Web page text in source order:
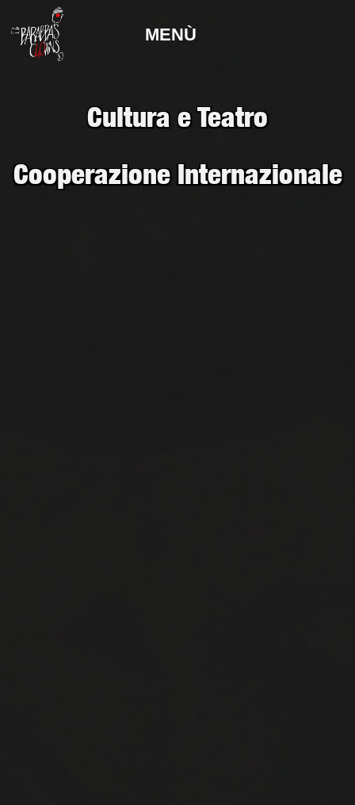
MENÙ
Cultura e Teatro
Cooperazione Internazionale